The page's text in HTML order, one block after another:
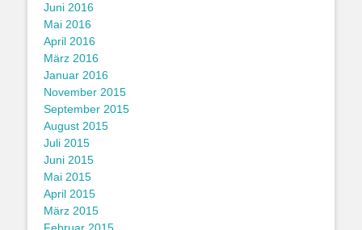
Juni 2016
Mai 2016
April 2016
März 2016
Januar 2016
November 2015
September 2015
August 2015
Juli 2015
Juni 2015
Mai 2015
April 2015
März 2015